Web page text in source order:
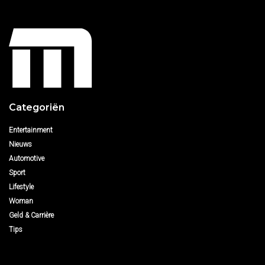
Categoriën
Entertainment
Nieuws
Automotive
Sport
Lifestyle
Woman
Geld & Carrière
Tips